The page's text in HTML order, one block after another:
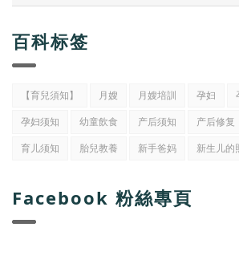
百科标签
【育兒須知】 月嫂 月嫂培訓 孕妇
孕妇须知
幼童飲食 产后须知 产后修复
育儿须知
胎兒教養 新手爸妈 新生儿的
Facebook 粉絲專頁